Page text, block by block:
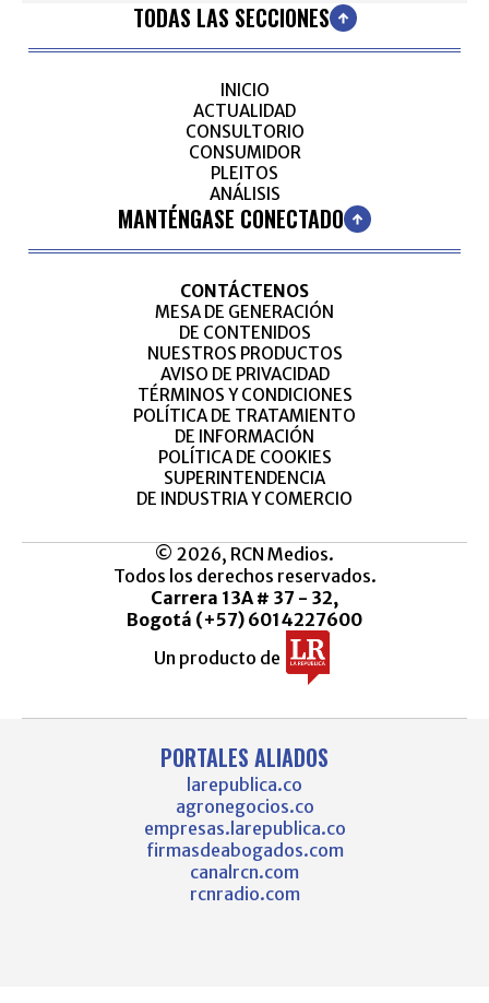
TODAS LAS SECCIONES
INICIO
ACTUALIDAD
CONSULTORIO
CONSUMIDOR
PLEITOS
ANÁLISIS
MANTÉNGASE CONECTADO
CONTÁCTENOS
MESA DE GENERACIÓN
DE CONTENIDOS
NUESTROS PRODUCTOS
AVISO DE PRIVACIDAD
TÉRMINOS Y CONDICIONES
POLÍTICA DE TRATAMIENTO
DE INFORMACIÓN
POLÍTICA DE COOKIES
SUPERINTENDENCIA
DE INDUSTRIA Y COMERCIO
© 2026, RCN Medios.
Todos los derechos reservados.
Carrera 13A # 37 - 32,
Bogotá (+57) 6014227600
Un producto de
PORTALES ALIADOS
larepublica.co
agronegocios.co
empresas.larepublica.co
firmasdeabogados.com
canalrcn.com
rcnradio.com